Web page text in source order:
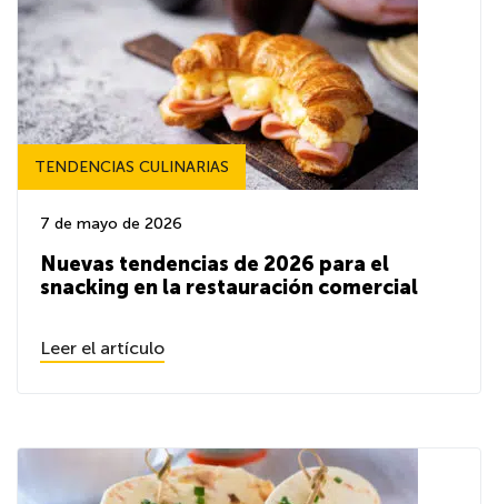
TENDENCIAS CULINARIAS
7 de mayo de 2026
Nuevas tendencias de 2026 para el
snacking en la restauración comercial
Leer el artículo